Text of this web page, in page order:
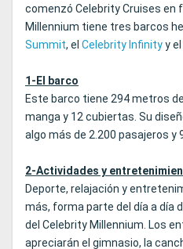
comenzó Celebrity Cruises en
Millennium tiene tres barcos
Summit, el Celebrity Infinityy el
1-El barco
Este barco tiene 294 metros
manga y 12 cubiertas. Su
algo más de 2.200 pasajeros y
2-Actividades y
Deporte, relajación y
más, forma parte del día a día
del Celebrity Millennium. Los
apreciarán el gimnasio, la